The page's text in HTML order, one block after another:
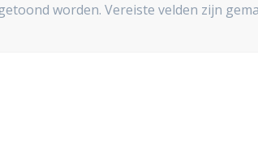
worden. Vereiste velden zijn